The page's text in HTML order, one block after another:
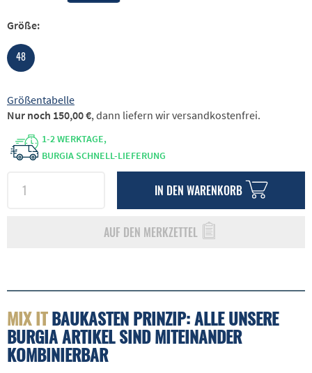
Größe:
48
Größentabelle
1-2 WERKTAGE,
BURGIA SCHNELL-LIEFERUNG
IN DEN WARENKORB
AUF DEN MERKZETTEL
Nur noch 150,00 €, dann liefern wir versandkostenfrei.
MIX ITBAUKASTEN PRINZIP: ALLE UNSERE
BURGIA ARTIKEL SIND MITEINANDER
KOMBINIERBAR